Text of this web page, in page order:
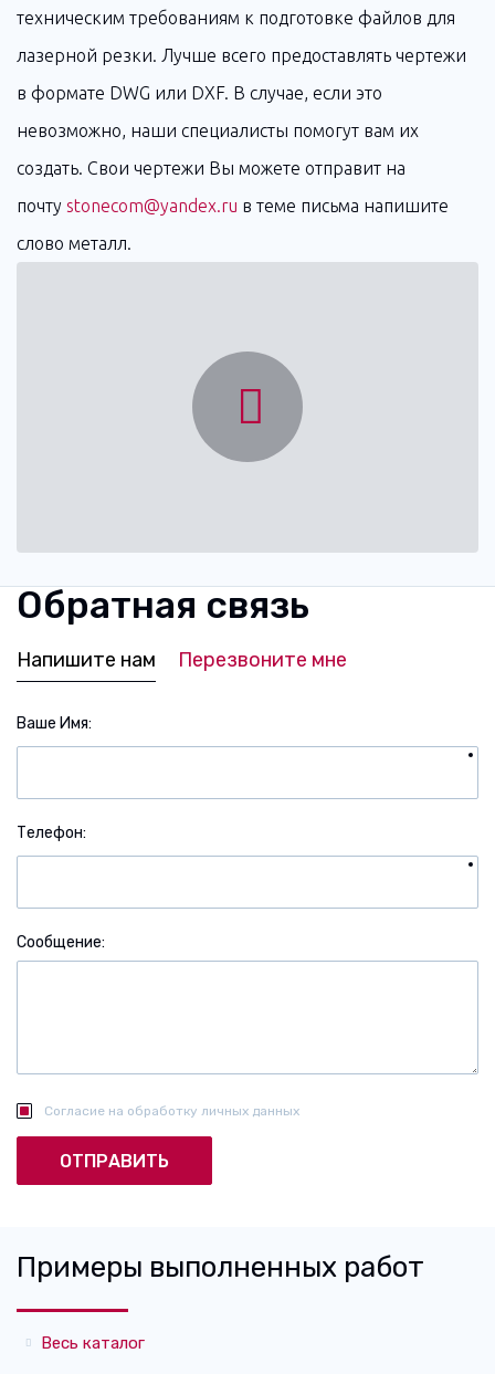
техническим требованиям к подготовке файлов для
лазерной резки. Лучше всего предоставлять чертежи
в формате DWG или DXF. В случае, если это
невозможно, наши специалисты помогут вам их
создать. Свои чертежи Вы можете отправит на
почту stonecom@yandex.ru в теме письма напишите
слово металл.
Обратная связь
Напишите нам Перезвоните мне
Ваше Имя
Телефон
Сообщение
Согласие на обработку личных данных
Примеры выполненных работ
Весь каталог